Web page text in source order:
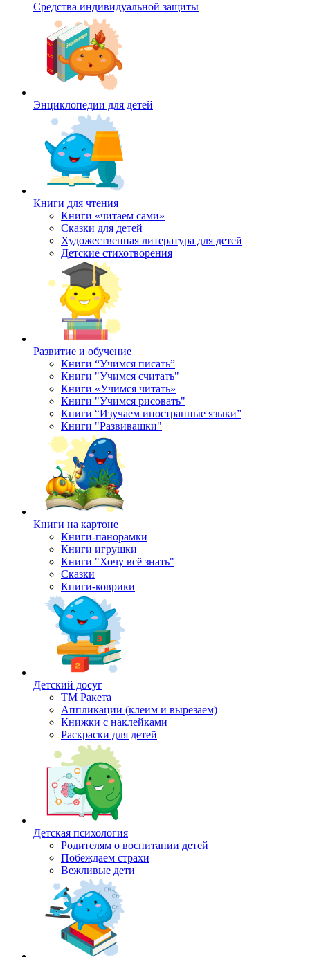
Средства индивидуальной защиты
Энциклопедии для детей
Книги для чтения
Книги «читаем сами»
Сказки для детей
Художественная литература для детей
Детские стихотворения
Развитие и обучение
Книги “Учимся писать”
Книги "Учимся считать"
Книги «Учимся читать»
Книги "Учимся рисовать"
Книги “Изучаем иностранные языки”
Книги "Развивашки"
Книги на картоне
Книги-панорамки
Книги игрушки
Книги "Хочу всё знать"
Сказки
Книги-коврики
Детский досуг
ТМ Ракета
Аппликации (клеим и вырезаем)
Книжки с наклейками
Раскраски для детей
Детская психология
Родителям о воспитании детей
Побеждаем страхи
Вежливые дети